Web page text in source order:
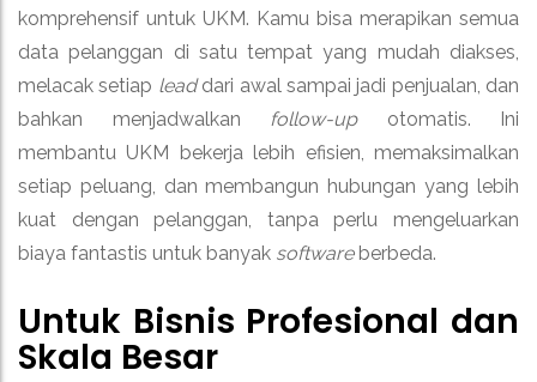
komprehensif untuk UKM. Kamu bisa merapikan semua
data pelanggan di satu tempat yang mudah diakses,
melacak setiap leaddari awal sampai jadi penjualan, dan
bahkan menjadwalkan follow-upotomatis. Ini
membantu UKM bekerja lebih efisien, memaksimalkan
setiap peluang, dan membangun hubungan yang lebih
kuat dengan pelanggan, tanpa perlu mengeluarkan
biaya fantastis untuk banyak softwareberbeda.
Untuk Bisnis Profesional dan
Skala Besar